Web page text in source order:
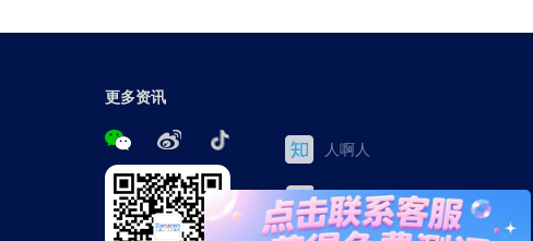
更多资讯
人啊人
三茅网